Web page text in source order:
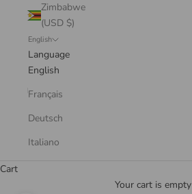
Zimbabwe
(USD $)
English
Language
English
Français
Deutsch
Italiano
Cart
Your cart is empty